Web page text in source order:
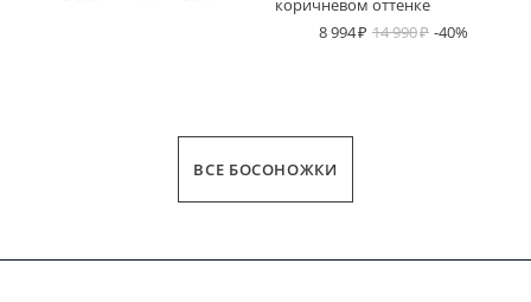
коричневом оттенке
8 994
14 990 -40%
ВСЕ БОСОНОЖКИ